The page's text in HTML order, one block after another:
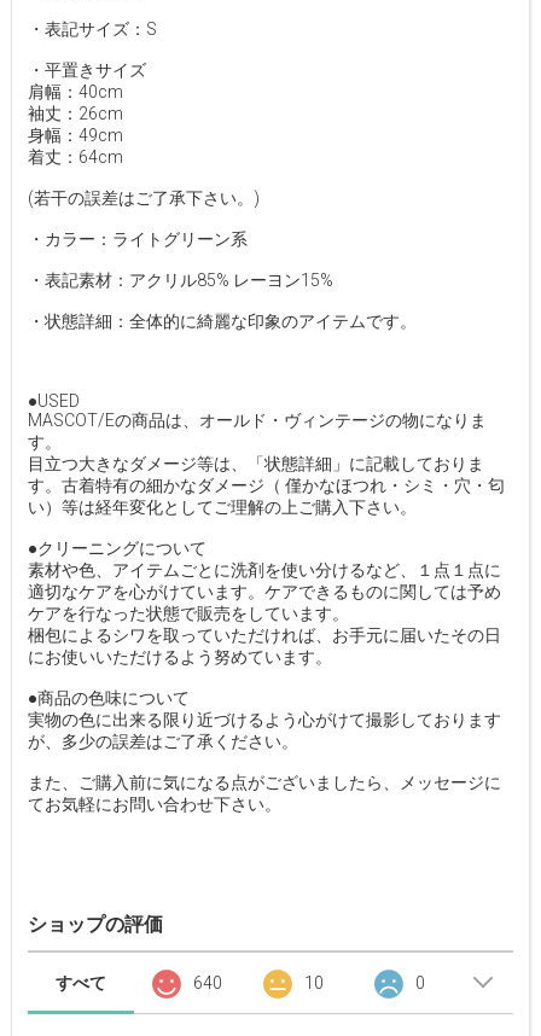
・表記サイズ：S
・平置きサイズ
肩幅：40cm
袖丈：26cm
身幅：49cm
着丈：64cm
(若干の誤差はご了承下さい。)
・カラー：ライトグリーン系
・表記素材：アクリル85% レーヨン15%
・状態詳細：全体的に綺麗な印象のアイテムです。
●USED
MASCOT/Eの商品は、オールド・ヴィンテージの物になりま
す。
目立つ大きなダメージ等は、「状態詳細」に記載しておりま
す。古着特有の細かなダメージ（ 僅かなほつれ・シミ・穴・匂
い）等は経年変化としてご理解の上ご購入下さい。
●クリーニングについて
素材や色、アイテムごとに洗剤を使い分けるなど、１点１点に
適切なケアを心がけています。ケアできるものに関しては予め
ケアを行なった状態で販売をしています。
梱包によるシワを取っていただければ、お手元に届いたその日
にお使いいただけるよう努めています。
●商品の色味について
実物の色に出来る限り近づけるよう心がけて撮影しております
が、多少の誤差はご了承ください。
また、ご購入前に気になる点がございましたら、メッセージに
てお気軽にお問い合わせ下さい。
ショップの評価
すべて 640 10 0